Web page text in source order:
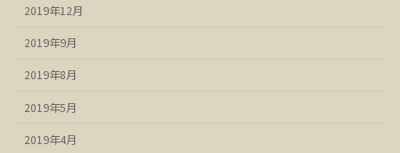
2019年12月
2019年9月
2019年8月
2019年5月
2019年4月